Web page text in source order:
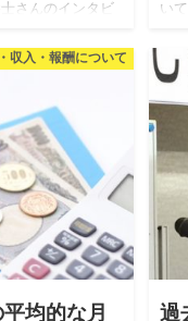
さんのインタビ
い
・収入・報酬について
均的な月
過